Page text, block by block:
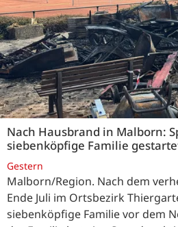
Nach Hausbrand in Malborn:
siebenköpfige Familie
Gestern
Malborn/Region. Nach dem
Ende Juli im Ortsbezirk
siebenköpfige Familie vor dem